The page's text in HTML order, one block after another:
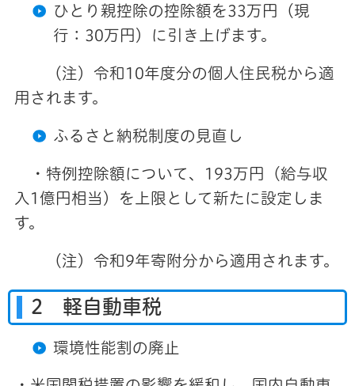
ひとり親控除の控除額を33万円（現
行：30万円）に引き上げます。
（注）令和10年度分の個人住民税から適
用されます。
ふるさと納税制度の見直し
・特例控除額について、193万円（給与収
入1億円相当）を上限として新たに設定しま
す。
（注）令和9年寄附分から適用されます。
2 軽自動車税
環境性能割の廃止